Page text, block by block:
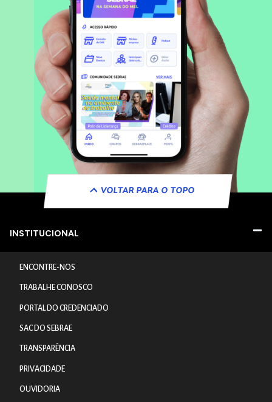
VOLTAR PARA O TOPO
INSTITUCIONAL
ENCONTRE-NOS
TRABALHE CONOSCO
PORTAL DO CREDENCIADO
SAC DO SEBRAE
TRANSPARÊNCIA
PRIVACIDADE
OUVIDORIA